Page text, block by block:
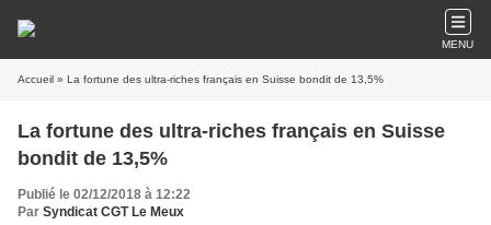
MENU
Accueil » La fortune des ultra-riches français en Suisse bondit de 13,5%
La fortune des ultra-riches français en Suisse
bondit de 13,5%
Publié le 02/12/2018 à 12:22
Par Syndicat CGT Le Meux